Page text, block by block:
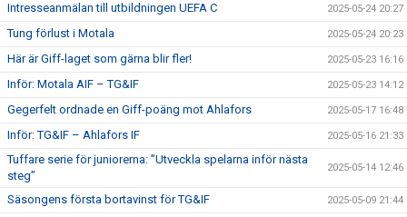
Intresseanmälan till utbildningen UEFA C 2025-05-24 20:27
Tung förlust i Motala 2025-05-24 20:23
Här är Giff-laget som gärna blir fler! 2025-05-23 16:16
Inför: Motala AIF – TG&IF 2025-05-23 14:12
Gegerfelt ordnade en Giff-poäng mot Ahlafors 2025-05-17 16:48
Inför: TG&IF – Ahlafors IF 2025-05-16 21:33
Tuffare serie för juniorerna: ”Utveckla spelarna inför nästa
steg”
2025-05-14 12:46
Säsongens första bortavinst för TG&IF 2025-05-09 21:44